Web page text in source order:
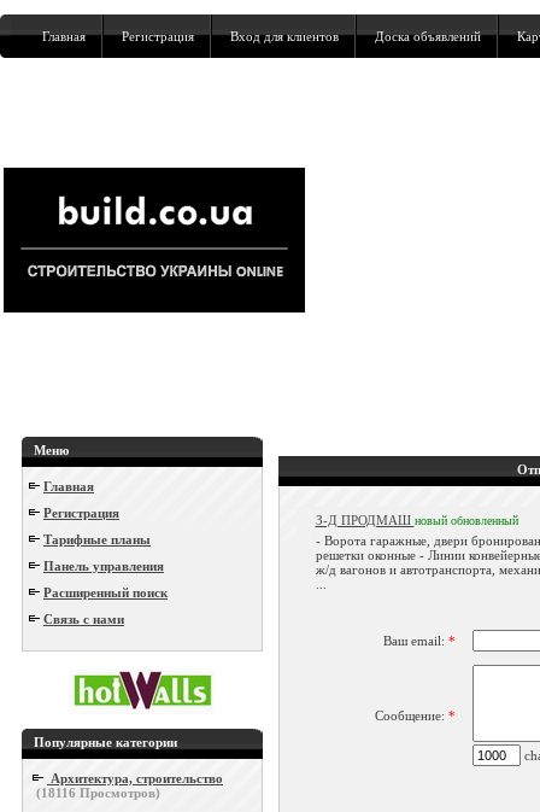
Главная Регистрация Вход для клиентов Доска объявлений
Меню
Главная
Регистрация
Тарифные планы
Панель управления
Расширенный поиск
Связь с нами
Популярные категории
Архитектура, строительство
(18116 Просмотров)
З-Д ПРОДМАШ новый обновленный
- Ворота гаражные, двери
решетки оконные - Линии
ж/д вагонов и автотранспорта,
Ваш email: *
Сообщение: *